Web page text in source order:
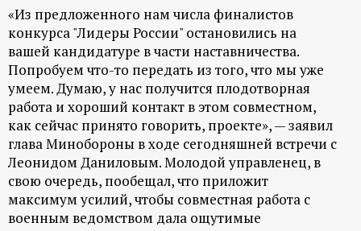
ц
и
о
н
н
ы
«Из предложенного нам числа финалистов
конкурса "Лидеры России" остановились на
вашей кандидатуре в части наставничества.
Попробуем что-то передать из того, что мы уже
умеем. Думаю, у нас получится плодотворная
работа и хороший контакт в этом совместном,
как сейчас принято говорить, проекте», — заявил
глава Минобороны в ходе сегодняшней встречи с
Леонидом Даниловым. Молодой управленец, в
свою очередь, пообещал, что приложит
максимум усилий, чтобы совместная работа с
военным ведомством дала ощутимые